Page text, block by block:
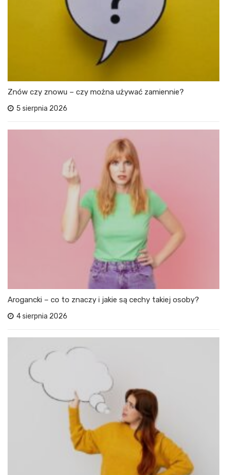
Znów czy znowu – czy można używać zamiennie?
5 sierpnia 2026
Arogancki – co to znaczy i jakie są cechy takiej osoby?
4 sierpnia 2026